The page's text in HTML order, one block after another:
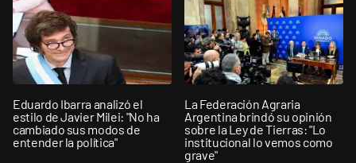
Eduardo Ibarra analizó el
estilo de Javier Milei: "No ha
cambiado sus modos de
entender la política"
La Federación Agraria
Argentina brindó su opinión
sobre la Ley de Tierras: "Lo
institucional lo vemos como
grave"